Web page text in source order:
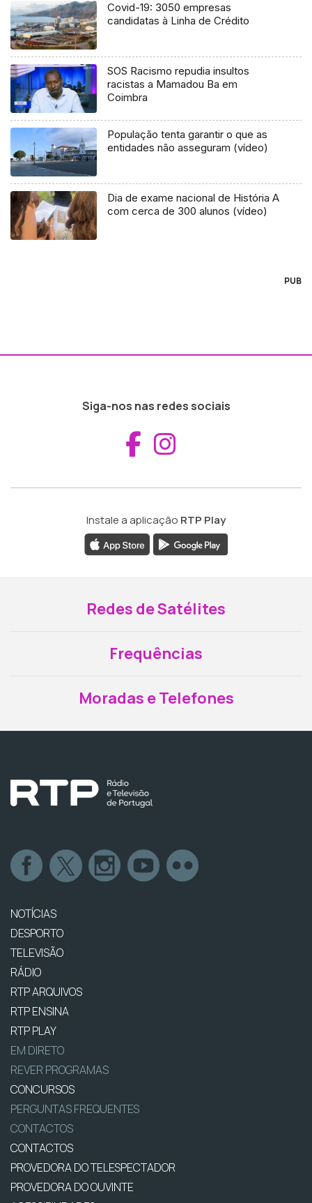
Covid-19: 3050 empresas
candidatas à Linha de Crédito
SOS Racismo repudia insultos
racistas a Mamadou Ba em
Coimbra
População tenta garantir o que as
entidades não asseguram (vídeo)
Dia de exame nacional de História A
com cerca de 300 alunos (vídeo)
PUB
Siga-nos nas redes sociais
Aceder ao
Instale a aplicação RTP Play
Redes de Satélites
Frequências
Moradas e Telefones
NOTÍCIAS
DESPORTO
TELEVISÃO
RÁDIO
RTP ARQUIVOS
RTP ENSINA
RTP PLAY
EM DIRETO
REVER PROGRAMAS
CONCURSOS
PERGUNTAS FREQUENTES
CONTACTOS
CONTACTOS
PROVEDORA DO TELESPECTADOR
PROVEDORA DO OUVINTE